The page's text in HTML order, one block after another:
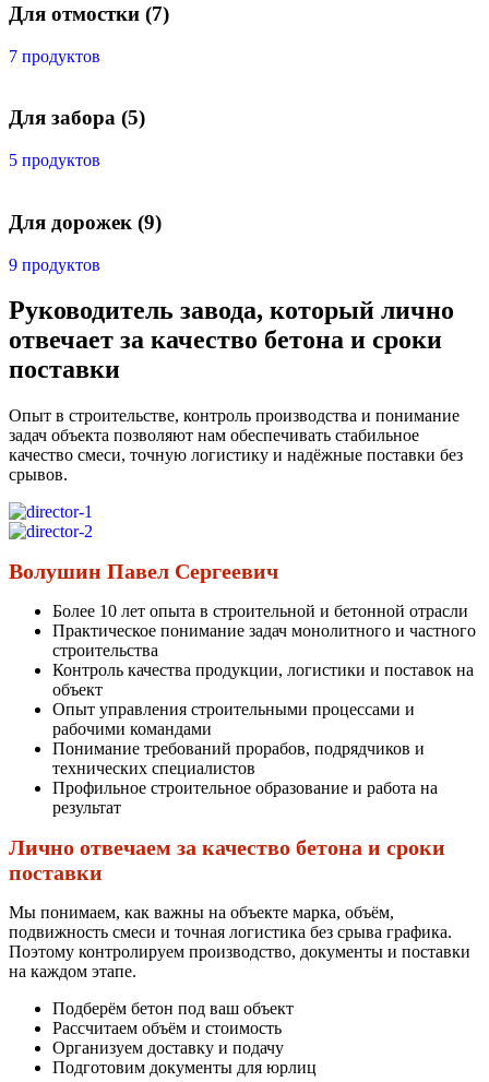
Для отмостки (7)
7 продуктов
Для забора (5)
5 продуктов
Для дорожек (9)
9 продуктов
Руководитель завода, который лично
отвечает за качество бетона и сроки
поставки
Опыт в строительстве, контроль производства и понимание
задач объекта позволяют нам обеспечивать стабильное
качество смеси, точную логистику и надёжные поставки без
срывов.
Волушин Павел Сергеевич
Более 10 лет опыта в строительной и бетонной отрасли
Практическое понимание задач монолитного и частного
строительства
Контроль качества продукции, логистики и поставок на
объект
Опыт управления строительными процессами и
рабочими командами
Понимание требований прорабов, подрядчиков и
технических специалистов
Профильное строительное образование и работа на
результат
Лично отвечаем за качество бетона и сроки
поставки
Мы понимаем, как важны на объекте марка, объём,
подвижность смеси и точная логистика без срыва графика.
Поэтому контролируем производство, документы и поставки
на каждом этапе.
Подберём бетон под ваш объект
Рассчитаем объём и стоимость
Организуем доставку и подачу
Подготовим документы для юрлиц